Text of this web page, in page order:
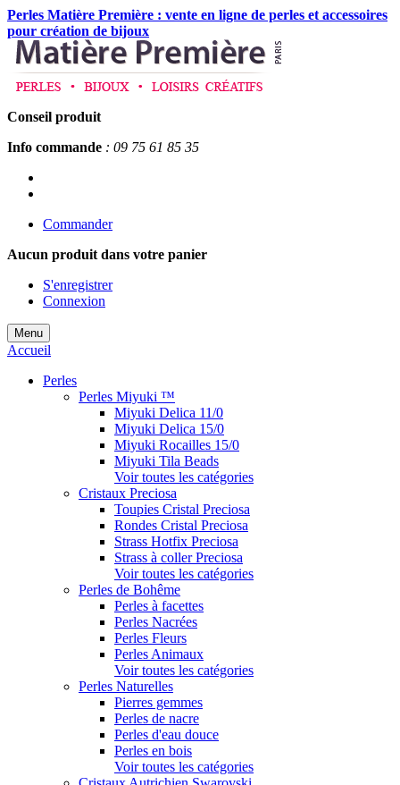
Perles Matière Première : vente en ligne de perles et accessoires
pour création de bijoux
Conseil produit
Info commande : 09 75 61 85 35
Commander
Aucun produit dans votre panier
S'enregistrer
Connexion
Menu
Accueil
Perles
Perles Miyuki ™
Miyuki Delica 11/0
Miyuki Delica 15/0
Miyuki Rocailles 15/0
Miyuki Tila Beads
Voir toutes les catégories
Cristaux Preciosa
Toupies Cristal Preciosa
Rondes Cristal Preciosa
Strass Hotfix Preciosa
Strass à coller Preciosa
Voir toutes les catégories
Perles de Bohême
Perles à facettes
Perles Nacrées
Perles Fleurs
Perles Animaux
Voir toutes les catégories
Perles Naturelles
Pierres gemmes
Perles de nacre
Perles d'eau douce
Perles en bois
Voir toutes les catégories